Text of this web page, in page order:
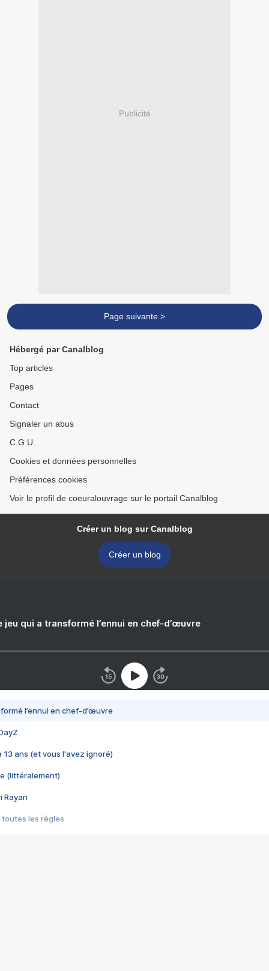
Publicité
Page suivante >
Hébergé par Canalblog
Top articles
Pages
Contact
Signaler un abus
C.G.U.
Cookies et données personnelles
Préférences cookies
Voir le profil de coeuralouvrage sur le portail Canalblog
Créer un blog sur Canalblog
Créer un blog
jeu qui a transformé l’ennui en chef-d’œuvre
l’ennui en chef-d’œuvre
13 ans (et vous l'avez ignoré)
(littéralement)
Rayan
toutes les règles